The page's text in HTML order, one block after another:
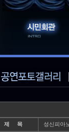
제 목 성신피아